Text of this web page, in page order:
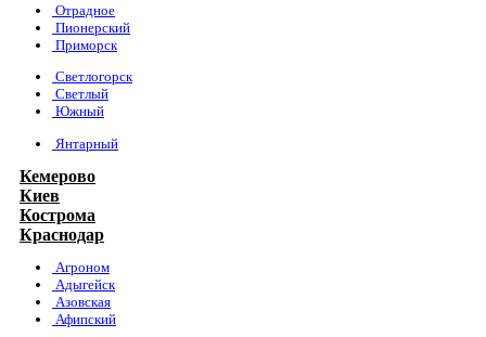
Отрадное
Пионерский
Приморск
Светлогорск
Светлый
Южный
Янтарный
Кемерово
Киев
Кострома
Краснодар
Агроном
Адыгейск
Азовская
Афипский